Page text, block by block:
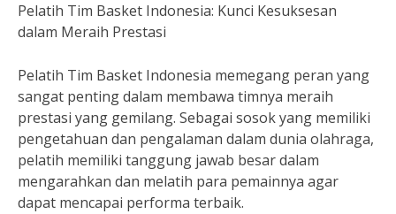
Pelatih Tim Basket Indonesia: Kunci Kesuksesan
dalam Meraih Prestasi
Pelatih Tim Basket Indonesia memegang peran yang
sangat penting dalam membawa timnya meraih
prestasi yang gemilang. Sebagai sosok yang memiliki
pengetahuan dan pengalaman dalam dunia olahraga,
pelatih memiliki tanggung jawab besar dalam
mengarahkan dan melatih para pemainnya agar
dapat mencapai performa terbaik.